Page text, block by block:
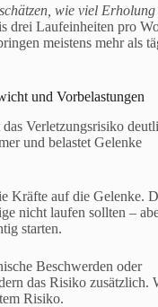
wie viel
drei Laufeinheiten pro
meistens mehr als
und Vorbelastungen
Verletzungsrisiko
und belastet Gelenke
Kräfte auf die Gelenke.
nicht laufen sollten –
starten.
Beschwerden oder
das Risiko zusätzlich.
Risiko.